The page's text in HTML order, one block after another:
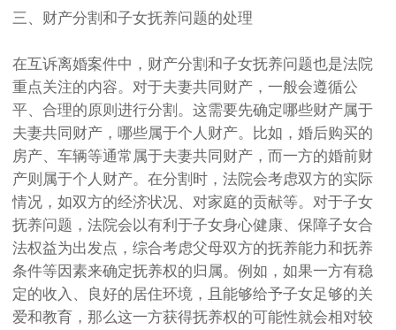
三、财产分割和子女抚养问题的处理
在互诉离婚案件中，财产分割和子女抚养问题也是法院
重点关注的内容。对于夫妻共同财产，一般会遵循公
平、合理的原则进行分割。这需要先确定哪些财产属于
夫妻共同财产，哪些属于个人财产。比如，婚后购买的
房产、车辆等通常属于夫妻共同财产，而一方的婚前财
产则属于个人财产。在分割时，法院会考虑双方的实际
情况，如双方的经济状况、对家庭的贡献等。对于子女
抚养问题，法院会以有利于子女身心健康、保障子女合
法权益为出发点，综合考虑父母双方的抚养能力和抚养
条件等因素来确定抚养权的归属。例如，如果一方有稳
定的收入、良好的居住环境，且能够给予子女足够的关
爱和教育，那么这一方获得抚养权的可能性就会相对较